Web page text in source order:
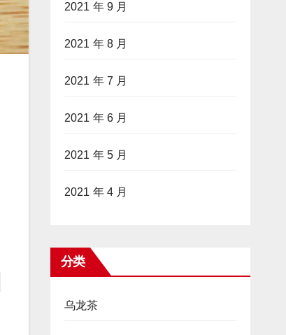
2021 年 9 月
2021 年 8 月
2021 年 7 月
2021 年 6 月
2021 年 5 月
2021 年 4 月
分类
乌龙茶